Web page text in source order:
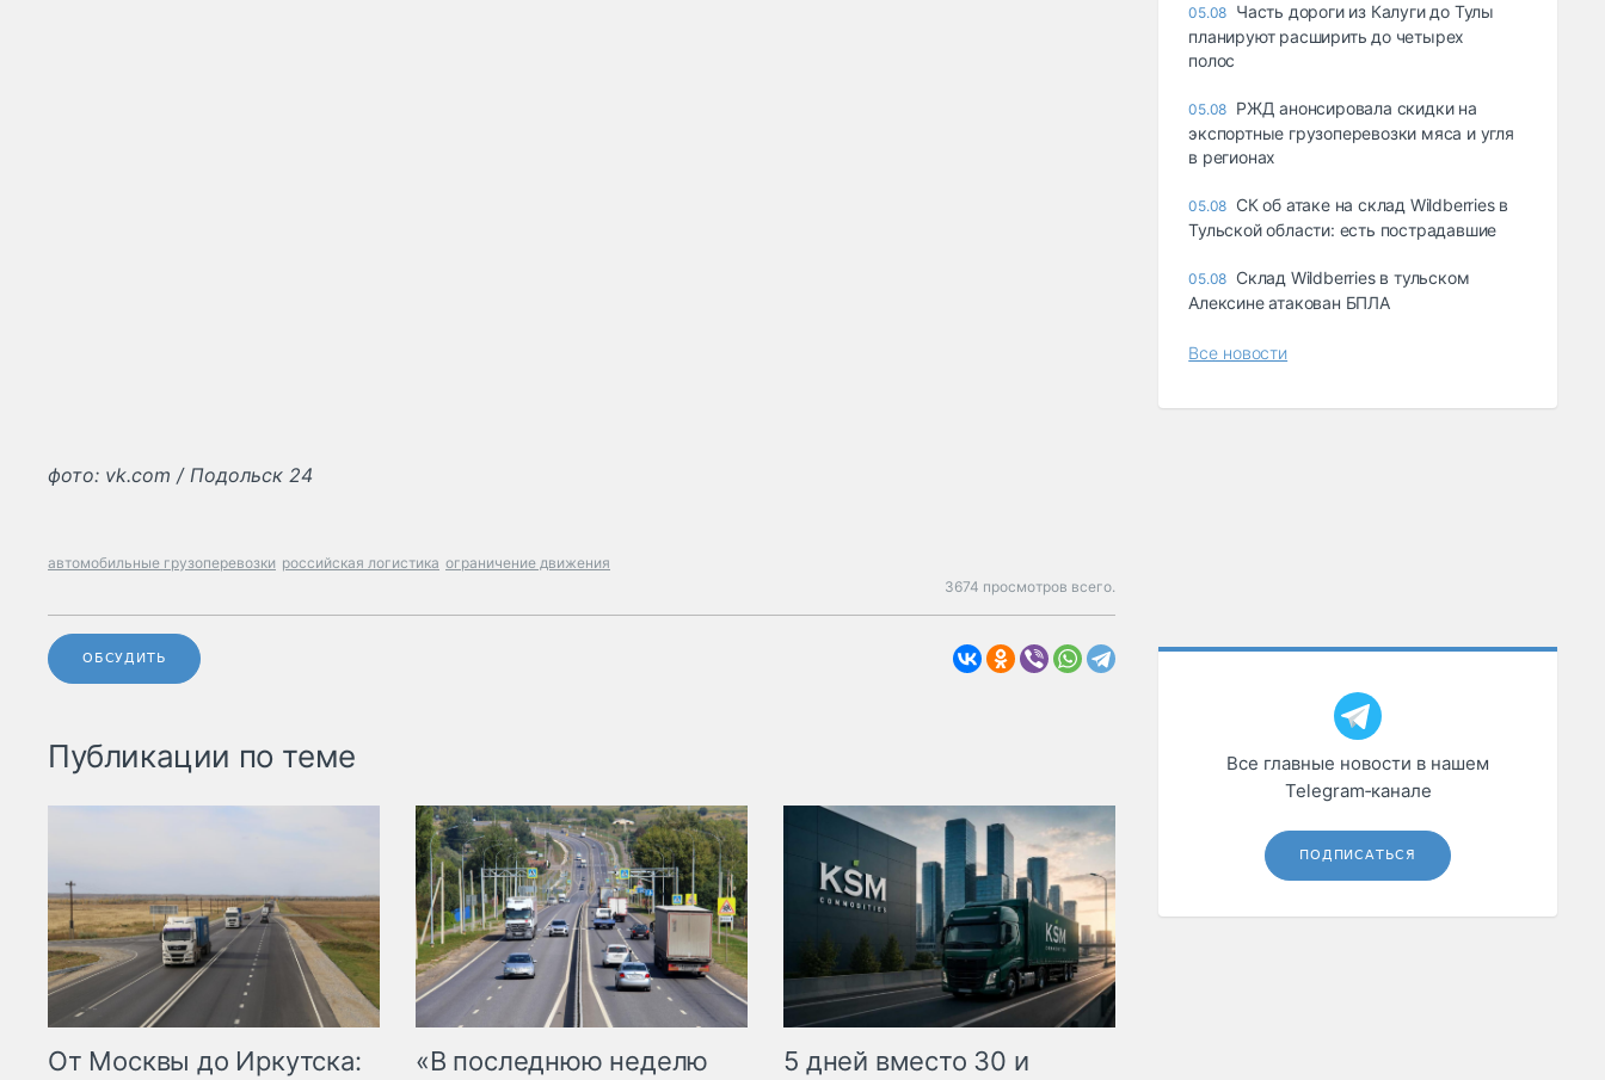
фото: vk.com / Подольск 24
автомобильные грузоперевозки российская логистика ограничение движения
3674 просмотров всего.
ОБСУДИТЬ
Публикации по теме
От Москвы до Иркутска:
«В последнюю неделю
5 дней вместо 30 и
05.08 Часть дороги из Калуги до Тулы
планируют расширить до четырех
полос
05.08 РЖД анонсировала скидки на
экспортные грузоперевозки мяса и угля
в регионах
05.08 СК об атаке на склад Wildberries в
Тульской области: есть пострадавшие
05.08 Склад Wildberries в тульском
Алексине атакован БПЛА
Все новости
Все главные новости в нашем
Telegram‑канале
ПОДПИСАТЬСЯ